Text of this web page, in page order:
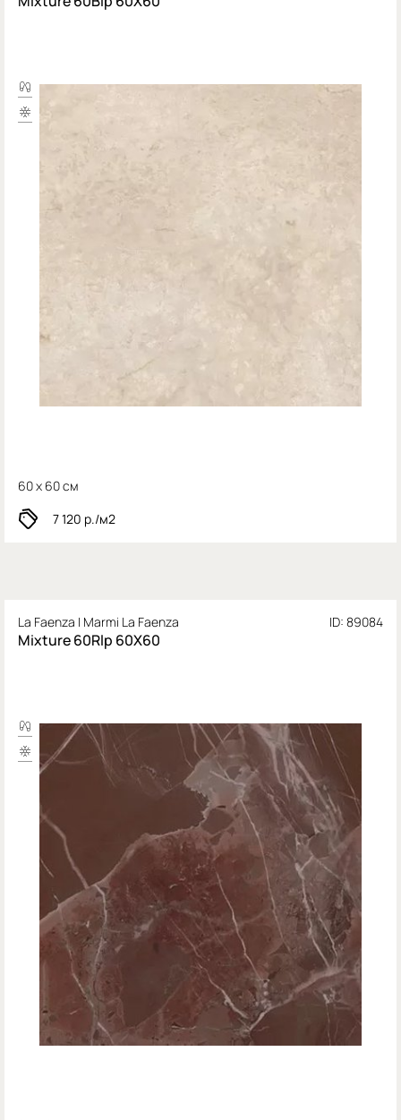
60 x 60 см
7 120 р./м2
La Faenza I Marmi La Faenza ID: 89084
Mixture 60Rlp 60X60